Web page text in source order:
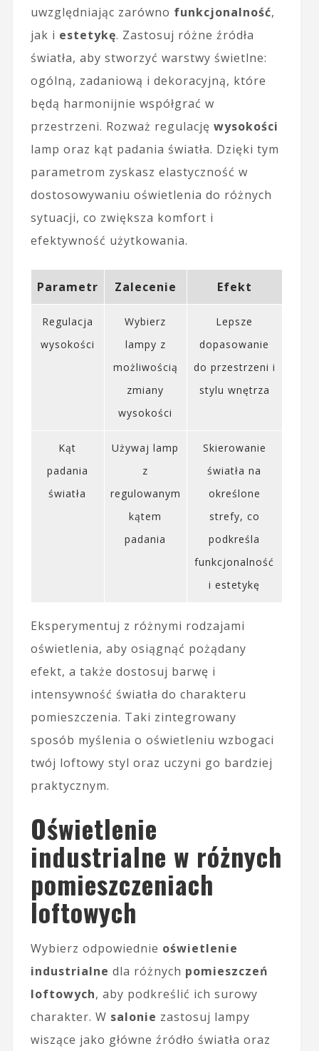
uwzględniając zarówno funkcjonalność,
jak i estetykę. Zastosuj różne źródła
światła, aby stworzyć warstwy świetlne:
ogólną, zadaniową i dekoracyjną, które
będą harmonijnie współgrać w
przestrzeni. Rozważ regulację wysokości
lamp oraz kąt padania światła. Dzięki tym
parametrom zyskasz elastyczność w
dostosowywaniu oświetlenia do różnych
sytuacji, co zwiększa komfort i
efektywność użytkowania.
Parametr Zalecenie Efekt
Regulacja
wysokości
Wybierz
lampy z
możliwością
zmiany
wysokości
Lepsze
dopasowanie
do przestrzeni i
stylu wnętrza
Kąt
padania
światła
Używaj lamp
z
regulowanym
kątem
padania
Skierowanie
światła na
określone
strefy, co
podkreśla
funkcjonalność
i estetykę
Eksperymentuj z różnymi rodzajami
oświetlenia, aby osiągnąć pożądany
efekt, a także dostosuj barwę i
intensywność światła do charakteru
pomieszczenia. Taki zintegrowany
sposób myślenia o oświetleniu wzbogaci
twój loftowy styl oraz uczyni go bardziej
praktycznym.
Oświetlenie
industrialne w różnych
pomieszczeniach
loftowych
Wybierz odpowiednie oświetlenie
industrialne dla różnych pomieszczeń
loftowych, aby podkreślić ich surowy
charakter. W salonie zastosuj lampy
wiszące jako główne źródło światła oraz